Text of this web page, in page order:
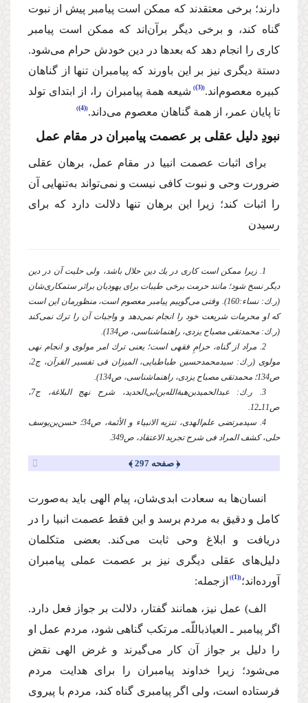
دارند؛ برخی معتقدند كه ممكن است پیامبر پیش از نبوت
گناه كند، و برخی دیگر برآن‌اند كه ممكن است پیامبر
كاری را انجام دهد كه بعدها در دین خودش حرام می‌شود.
دستة دیگری نیز بر این باورند كه پیامبران تنها از گناهان
كبیره معصوم‌اند. (3)
شیعه همة پیامبران را، از ابتدای تولد
تا پایان عمر، از همة گناهان معصوم می‌داند. (4)
نبودِ دلیل عقلی بر عصمت پیامبران در مقام عمل
برای اثبات عصمت انبیا در مقام عمل، برهان عقلی
ضرورت وحی و نبوت كافی نیست و نمی‌تواند به‌تنهایی آن
را اثبات كند؛ زیرا این برهان تنها دلالت دارد كه برای
رسیدن
1. زیرا ممكن است كاری در یك دین حلال باشد، ولی حلیت آن در دین
دیگر نسخ شود؛ مانند حرمت برخی طیبات برای یهودیان براثر ستمكاری‌شان
(ر.ك: نساء:160). وقتی می‌گوییم پیامبر معصوم است، منظورمان این است
كه او محرمات شریعت خود را انجام نمی‌دهد و واجبات آن را ترك نمی‌كند
(ر.ك: محمدتقی مصباح یزدی، راهنماشناسی، ص134).
2. مراد از گناه، حرامِ فقهی است؛ یعنی ترك امر مولوی و انجام نهی
مولوی (ر.ك: سیدمحمدحسین طباطبایی، المیزان فی تفسیر القرآن، ج2،
ص134؛ محمدتقی مصباح یزدی، راهنماشناسی، ص134).
3. ر.ك: عبدالحمیدبن‌هبةالله‌بن‌ابی‌الحدید، شرح نهج البلاغة، ج7،
ص11ـ12.
4. سیدمرتضی علم‌الهدی، تنزیه الانبیاء و الأئمة، ص34؛ حسن‌بن‌یوسف
حلی، كشف المراد فی شرح تجرید الاعتقاد، ص349.
﴿ صفحه 297 ﴾
انسان‌ها به سعادت ابدی‌شان، پیام الهی باید به‌صورت
كامل و دقیق به مردم برسد و این فقط عصمت انبیا را در
دریافت و ابلاغ وحی ثابت می‌كند. بعضی متكلمان
دلیل‌های عقلی دیگری نیز بر عصمت عملی پیامبران
آورده‌اند؛ (1) ازجمله:
الف) عمل نیز، همانند گفتار، دلالت بر جواز فعل دارد.
اگر پیامبر ـ العیاذباللّه‌ـ مرتكب گناهی شود، مردم عمل او
را دلیل بر جواز آن كار می‌گیرند و غرض الهی نقض
می‌شود؛ زیرا خداوند پیامبران را برای هدایت مردم
فرستاده است، ولی اگر پیامبری گناه كند، مردم با پیروی